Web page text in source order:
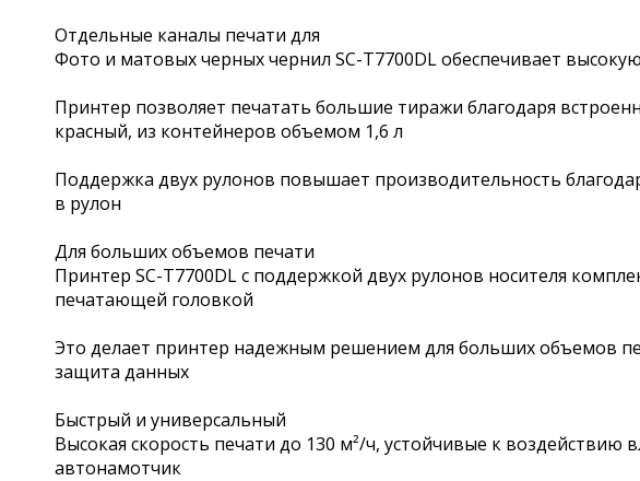
Отдельные каналы печати для
Фото и матовых черных чернил SC-T7700DL обеспечивает
Принтер позволяет печатать большие тиражи благодаря
красный, из контейнеров объемом 1,6 л
Поддержка двух рулонов повышает производительность
в рулон
Для больших объемов печати
Принтер SC-T7700DL с поддержкой двух рулонов носителя
печатающей головкой
Это делает принтер надежным решением для больших объемов
защита данных
Быстрый и универсальный
Высокая скорость печати до 130 м²/ч, устойчивые к
автонамотчик